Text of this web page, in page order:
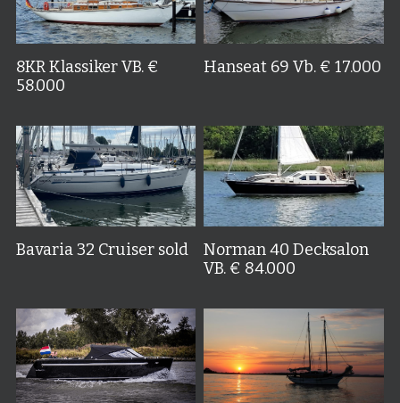
8KR Klassiker VB. €
58.000
Hanseat 69 Vb. € 17.000
Bavaria 32 Cruiser sold
Norman 40 Decksalon
VB. € 84.000